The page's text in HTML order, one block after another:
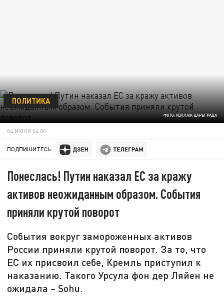
ФОТО: КОЛЛАЖ ЦАРЬГРАДА
ПОЛИТИКА
04 ИЮНЯ 04:00
ПОДПИШИТЕСЬ:
Понеслась! Путин наказал ЕС за кражу
активов неожиданным образом. События
приняли крутой поворот
События вокруг замороженных активов
России приняли крутой поворот. За то, что
ЕС их присвоил себе, Кремль приступил к
наказанию. Такого Урсула фон дер Ляйен не
ожидала – Sohu.